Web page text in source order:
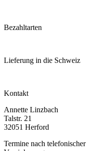
Bezahltarten
Lieferung in die Schweiz
Kontakt
Annette Linzbach
Talstr. 21
32051 Herford
Termine nach telefonischer